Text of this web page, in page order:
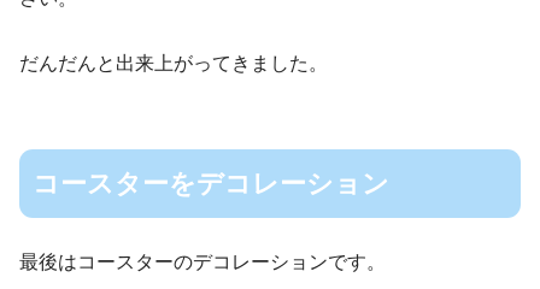
だんだんと出来上がってきました。
コースターをデコレーション
最後はコースターのデコレーションです。